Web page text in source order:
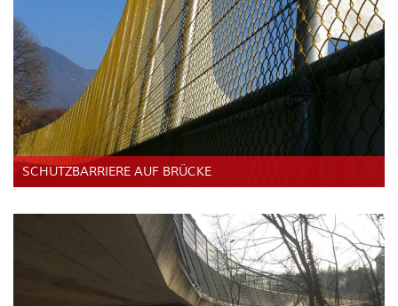
SCHUTZBARRIERE AUF BRÜCKE